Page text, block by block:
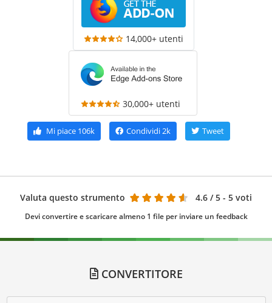
14,000+ utenti
30,000+ utenti
Mi piace 106k Condividi2k Tweet
Valuta questo strumento 4.6 / 5 - 5 voti
Devi convertire e scaricare almeno 1 file per inviare un feedback
CONVERTITORE